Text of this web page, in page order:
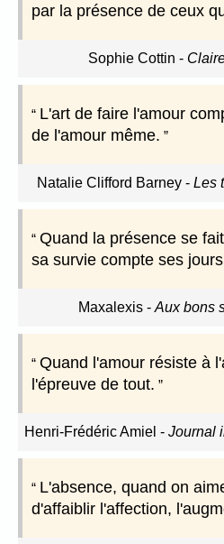
par la présence de ceux
Sophie Cottin -
L'art de faire l'amour
de l'amour même.
Natalie Clifford Barney - Les
Quand la présence se
sa survie compte ses
Maxalexis- Aux bons
Quand l'amour résiste à
l'épreuve de tout.
Henri-Frédéric Amiel - Journal
L'absence, quand on
d'affaiblir l'affection,